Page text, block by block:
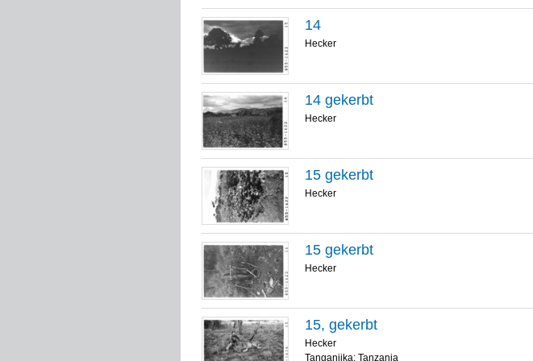
14
Hecker
14 gekerbt
Hecker
15 gekerbt
Hecker
15 gekerbt
Hecker
15, gekerbt
Hecker
Tanganjika; Tanzania